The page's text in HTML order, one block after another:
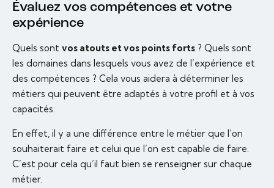
Évaluez vos compétences et votre
expérience
Quels sont vos atouts et vos points forts ? Quels sont
les domaines dans lesquels vous avez de l’expérience et
des compétences ? Cela vous aidera à déterminer les
métiers qui peuvent être adaptés à votre profil et à vos
capacités.
En effet, il y a une différence entre le métier que l’on
souhaiterait faire et celui que l’on est capable de faire.
C’est pour cela qu’il faut bien se renseigner sur chaque
métier.